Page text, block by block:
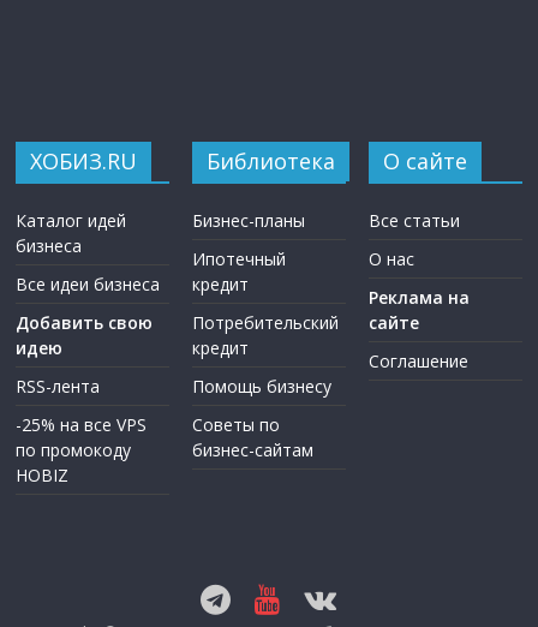
ХОБИЗ.RU
Каталог идей
бизнеса
Все идеи бизнеса
Добавить свою
идею
RSS-лента
-25% на все VPS
по промокоду
HOBIZ
Библиотека
Бизнес-планы
Ипотечный
кредит
Потребительский
кредит
Помощь бизнесу
Советы по
бизнес-сайтам
О сайте
Все статьи
О нас
Реклама на
сайте
Соглашение